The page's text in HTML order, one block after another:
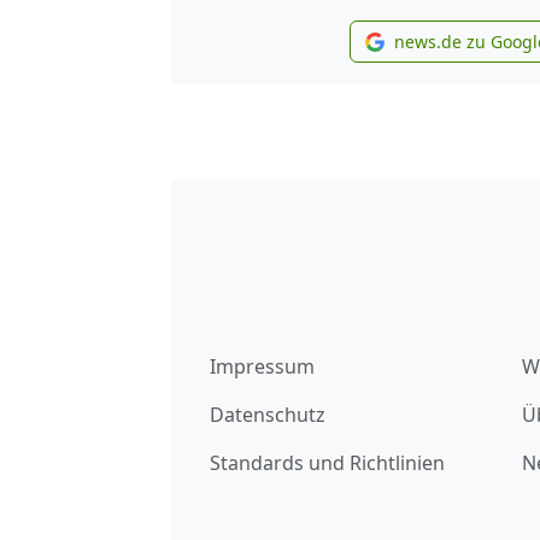
news.de zu
Impressum
Datenschutz
Standards und Richtlinien